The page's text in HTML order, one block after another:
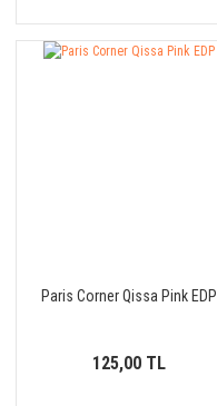
Paris Corner Qissa Pink EDP
125,00 TL